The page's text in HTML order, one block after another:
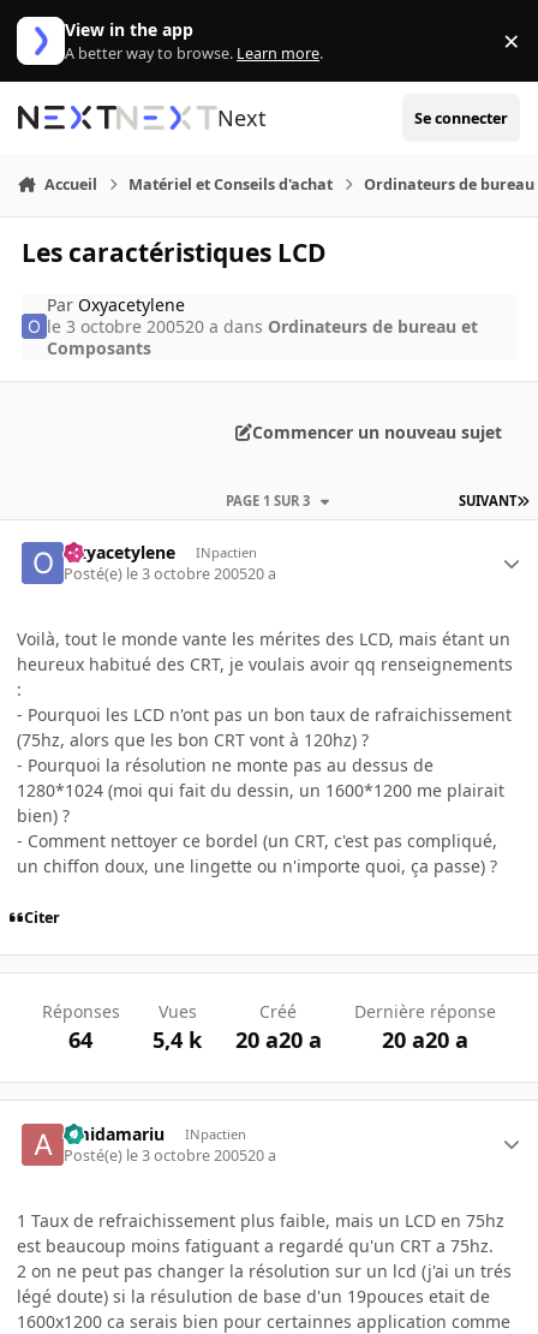
Aller au contenu
View in the app
A better way to browse. Learn more. ×
Next Se connecter
Accueil Matériel et Conseils d'achat Ordinateurs de bureau
Les caractéristiques LCD
ParOxyacetylene
le 3 octobre 200520 a dans Ordinateurs de bureau et
Composants
Commencer un nouveau sujet
SUIVANT
PAGE 1 SUR 3
Oxyacetylene INpactien
Posté(e) le 3 octobre 200520 a
Voilà, tout le monde vante les mérites des LCD, mais étant un
heureux habitué des CRT, je voulais avoir qq renseignements
:
- Pourquoi les LCD n'ont pas un bon taux de rafraichissement
(75hz, alors que les bon CRT vont à 120hz) ?
- Pourquoi la résolution ne monte pas au dessus de
1280*1024 (moi qui fait du dessin, un 1600*1200 me plairait
bien) ?
- Comment nettoyer ce bordel (un CRT, c'est pas compliqué,
un chiffon doux, une lingette ou n'importe quoi, ça passe) ?
Citer
Réponses
64
Vues
5,4 k
Créé
20 a20 a
Dernière réponse
20 a20 a
amidamariu INpactien
Posté(e) le 3 octobre 200520 a
1 Taux de refraichissement plus faible, mais un LCD en 75hz
est beaucoup moins fatiguant a regardé qu'un CRT a 75hz.
2 on ne peut pas changer la résolution sur un lcd (j'ai un trés
légé doute) si la résulution de base d'un 19pouces etait de
1600x1200 ca serais bien pour certainnes application comme